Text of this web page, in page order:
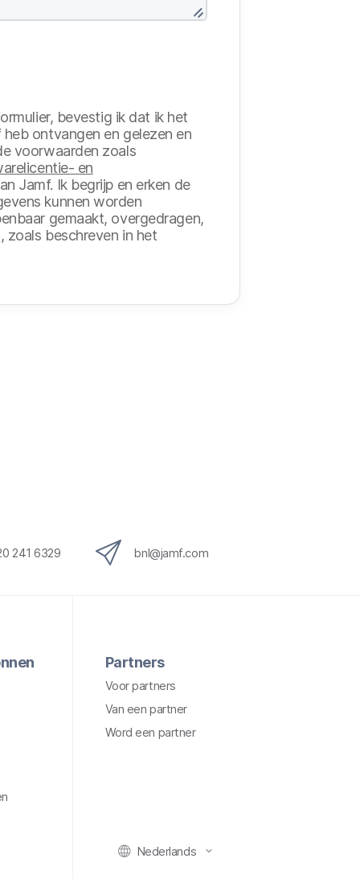
bevestig ik dat ik het
ontvangen en gelezen en
voorwaarden zoals
en
Jamf. Ik begrijp en erken de
kunnen worden
gemaakt, overgedragen,
zoals beschreven in het
241 6329 bnl@jamf.com
Partners
Voor partners
Van een partner
Word een partner
Nederlands